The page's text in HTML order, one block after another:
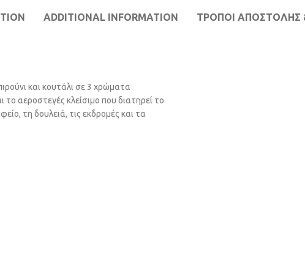
ADDITIONAL INFORMATION ΤΡΌΠΟΙ ΑΠΟΣΤΟΛΉΣ
και κουτάλι σε 3 χρώματα
το αεροστεγές κλείσιμο που διατηρεί το
τη δουλειά, τις εκδρομές και τα